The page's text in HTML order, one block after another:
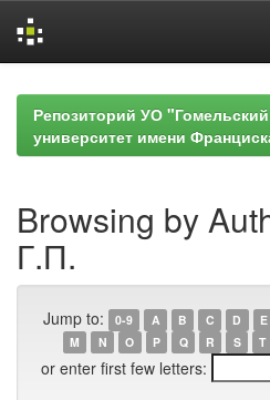
navigationРепозиторий УО
университет имени
Browsing by
Г.П.
Jump to: 0-9 A B C D E
M
N O P Q R S T
or enter first few letters: